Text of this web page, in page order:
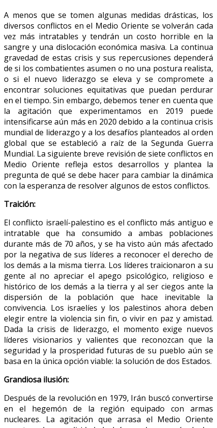
A menos que se tomen algunas medidas drásticas, los
diversos conflictos en el Medio Oriente se volverán cada
vez más intratables y tendrán un costo horrible en la
sangre y una dislocación económica masiva. La continua
gravedad de estas crisis y sus repercusiones dependerá
de si los combatientes asumen o no una postura realista,
o si el nuevo liderazgo se eleva y se compromete a
encontrar soluciones equitativas que puedan perdurar
en el tiempo. Sin embargo, debemos tener en cuenta que
la agitación que experimentamos en 2019 puede
intensificarse aún más en 2020 debido a la continua crisis
mundial de liderazgo y a los desafíos planteados al orden
global que se estableció a raíz de la Segunda Guerra
Mundial. La siguiente breve revisión de siete conflictos en
Medio Oriente refleja estos desarrollos y plantea la
pregunta de qué se debe hacer para cambiar la dinámica
con la esperanza de resolver algunos de estos conflictos.
Traición:
El conflicto israelí-palestino es el conflicto más antiguo e
intratable que ha consumido a ambas poblaciones
durante más de 70 años, y se ha visto aún más afectado
por la negativa de sus líderes a reconocer el derecho de
los demás a la misma tierra. Los líderes traicionaron a su
gente al no apreciar el apego psicológico, religioso e
histórico de los demás a la tierra y al ser ciegos ante la
dispersión de la población que hace inevitable la
convivencia. Los israelíes y los palestinos ahora deben
elegir entre la violencia sin fin, o vivir en paz y amistad.
Dada la crisis de liderazgo, el momento exige nuevos
líderes visionarios y valientes que reconozcan que la
seguridad y la prosperidad futuras de su pueblo aún se
basa en la única opción viable: la solución de dos Estados.
Grandiosa ilusión:
Después de la revolución en 1979, Irán buscó convertirse
en el hegemón de la región equipado con armas
nucleares. La agitación que arrasa el Medio Oriente